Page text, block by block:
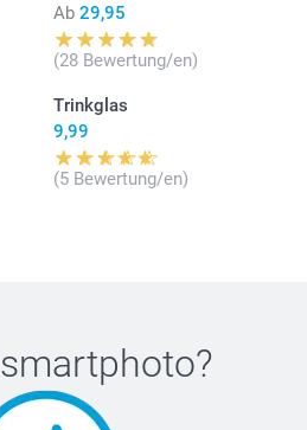
Ab 29,95
(28 Bewertung/en)
Trinkglas
9,99
(5 Bewertung/en)
smartphoto?